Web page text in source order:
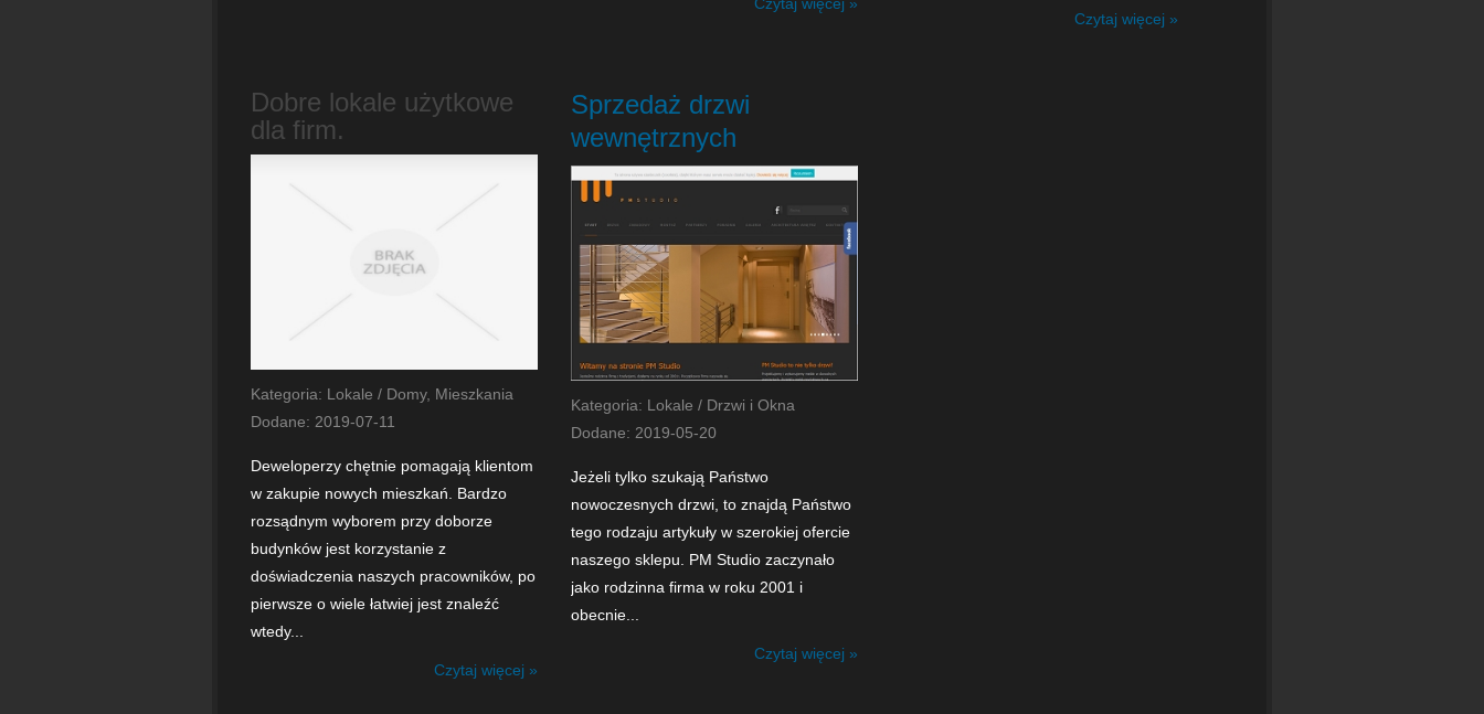
Czytaj więcej »
Dobre lokale użytkowe
dla firm.
Kategoria: Lokale / Domy, Mieszkania
Dodane: 2019-07-11
Deweloperzy chętnie pomagają klientom
w zakupie nowych mieszkań. Bardzo
rozsądnym wyborem przy doborze
budynków jest korzystanie z
doświadczenia naszych pracowników, po
pierwsze o wiele łatwiej jest znaleźć
wtedy...
Czytaj więcej »
Sprzedaż drzwi
wewnętrznych
Kategoria: Lokale / Drzwi i Okna
Dodane: 2019-05-20
Jeżeli tylko szukają Państwo
nowoczesnych drzwi, to znajdą Państwo
tego rodzaju artykuły w szerokiej ofercie
naszego sklepu. PM Studio zaczynało
jako rodzinna firma w roku 2001 i
obecnie...
Czytaj więcej »